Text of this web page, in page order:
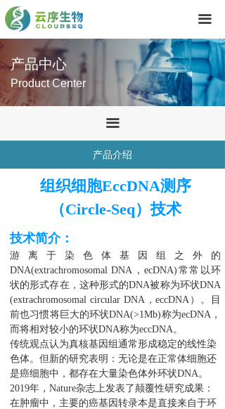
끀
首页
技术服务
产品中心
关于我们
联系我们
产品中心
Product Center
끀
产品介绍
组织细胞EccDNA测序
（Circle-Seq）技术
技术简介：
游离于染色体基因组之外的
DNA(extrachromosomal DNA，ecDNA)常常以环
状的形式存在，这种形式的DNA被称为环状DNA
(extrachromosomal circular DNA，eccDNA）。目
前也习惯将巨大的环状DNA(>1Mb)称为ecDNA，
而将相对较小的环状DNA称为eccDNA。
传统观点认为真核基因组通常形成稳定的线性染
色体。但新的研究表明：无论是在正常体细胞还
是癌细胞中，都存在大量染色体外环状DNA。
2019年，Nature杂志上发表了颠覆性研究成果：
在肿瘤中，主要的癌基因转录本是直接来自于环